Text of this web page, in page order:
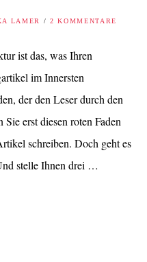
LAMER / 2 KOMMENTARE
ist das, was Ihren
im Innersten
der den Leser durch den
erst diesen roten Faden
schreiben. Doch geht es
stelle Ihnen drei …